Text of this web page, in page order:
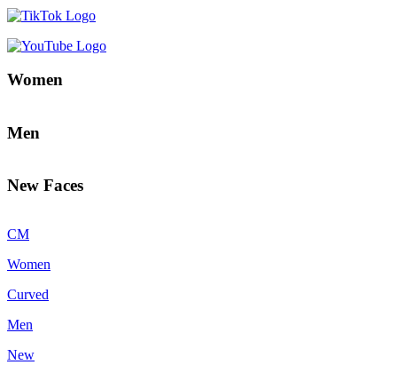
Women
Men
New Faces
CM
Women
Curved
Men
New